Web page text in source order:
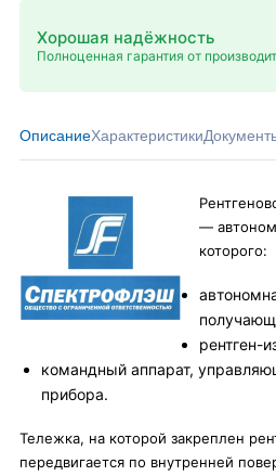
Хорошая надёжность
Полноценная гарантия от
ОписаниеХарактеристики
—
которого:
рентген-
командный аппарат,
прибора.
Тележка, на которой закреплен
передвигается по внутренней